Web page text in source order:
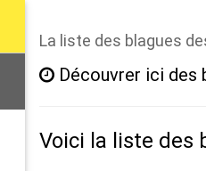
La liste des blagues
Découvrer ici des
Voici la liste des